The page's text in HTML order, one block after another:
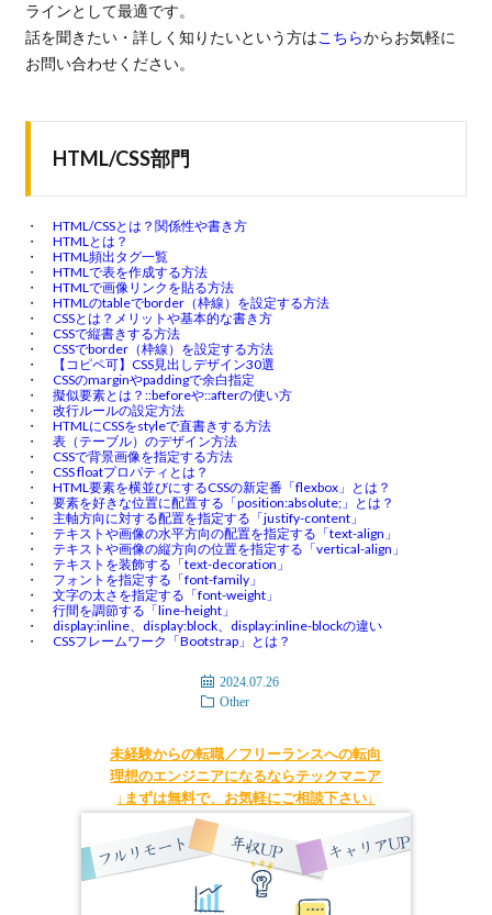
ラインとして最適です。
話を聞きたい・詳しく知りたいという方はこちらからお気軽に
お問い合わせください。
HTML/CSS部門
HTML/CSSとは？関係性や書き方
HTMLとは？
HTML頻出タグ一覧
HTMLで表を作成する方法
HTMLで画像リンクを貼る方法
HTMLのtableでborder（枠線）を設定する方法
CSSとは？メリットや基本的な書き方
CSSで縦書きする方法
CSSでborder（枠線）を設定する方法
【コピペ可】CSS見出しデザイン30選
CSSのmarginやpaddingで余白指定
擬似要素とは？::beforeや::afterの使い方
改行ルールの設定方法
HTMLにCSSをstyleで直書きする方法
表（テーブル）のデザイン方法
CSSで背景画像を指定する方法
CSS floatプロパティとは？
HTML要素を横並びにするCSSの新定番「flexbox」とは？
要素を好きな位置に配置する「position:absolute;」とは？
主軸方向に対する配置を指定する「justify-content」
テキストや画像の水平方向の配置を指定する「text-align」
テキストや画像の縦方向の位置を指定する「vertical-align」
テキストを装飾する「text-decoration」
フォントを指定する「font-family」
文字の太さを指定する「font-weight」
行間を調節する「line-height」
display:inline、display:block、display:inline-blockの違い
CSSフレームワーク「Bootstrap」とは？
2024.07.26
Other
未経験からの転職／フリーランスへの転向
理想のエンジニアになるならテックマニア
↓まずは無料で、お気軽にご相談下さい↓